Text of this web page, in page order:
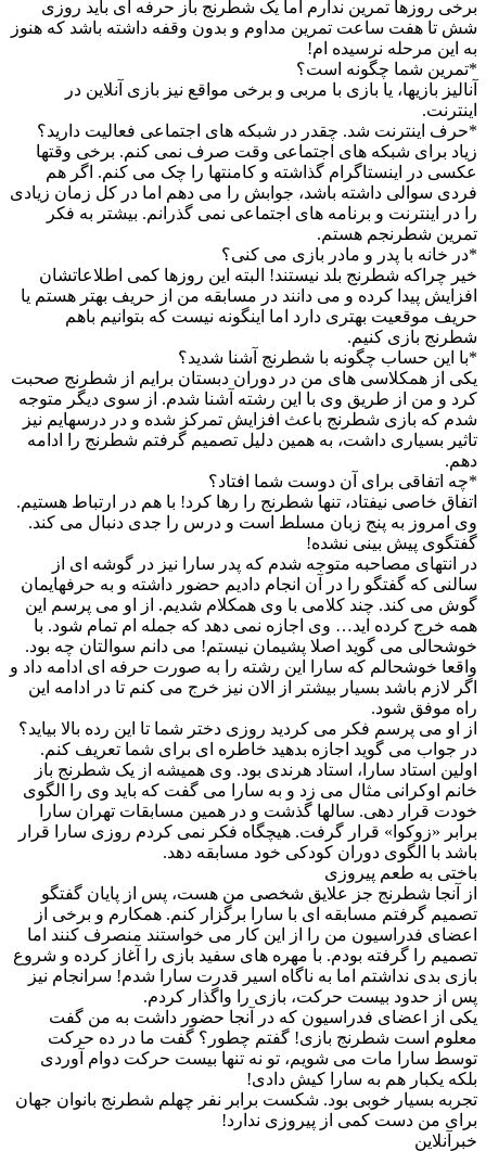
برخی روزها تمرین ندارم اما یک شطرنج باز حرفه ای باید روزی
شش تا هفت ساعت تمرین مداوم و بدون وقفه داشته باشد که هنوز
به این مرحله نرسیده ام!
*تمرین شما چگونه است؟
آنالیز بازیها، یا بازی با مربی و برخی مواقع نیز بازی آنلاین در
اینترنت.
*حرف اینترنت شد. چقدر در شبکه های اجتماعی فعالیت دارید؟
زیاد برای شبکه های اجتماعی وقت صرف نمی کنم. برخی وقتها
عکسی در اینستاگرام گذاشته و کامنتها را چک می کنم. اگر هم
فردی سوالی داشته باشد، جوابش را می دهم اما در کل زمان زیادی
را در اینترنت و برنامه های اجتماعی نمی گذرانم. بیشتر به فکر
تمرین شطرنجم هستم.
*در خانه با پدر و مادر بازی می کنی؟
خیر چراکه شطرنج بلد نیستند! البته این روزها کمی اطلاعاتشان
افزایش پیدا کرده و می دانند در مسابقه من از حریف بهتر هستم یا
حریف موقعیت بهتری دارد اما اینگونه نیست که بتوانیم باهم
شطرنج بازی کنیم.
*با این حساب چگونه با شطرنج آشنا شدید؟
یکی از همکلاسی های من در دوران دبستان برایم از شطرنج صحبت
کرد و من از طریق وی با این رشته آشنا شدم. از سوی دیگر متوجه
شدم که بازی شطرنج باعث افزایش تمرکز شده و در درسهایم نیز
تاثیر بسیاری داشت، به همین دلیل تصمیم گرفتم شطرنج را ادامه
دهم.
*چه اتفاقی برای آن دوست شما افتاد؟
اتفاق خاصی نیفتاد، تنها شطرنج را رها کرد! با هم در ارتباط هستیم.
وی امروز به پنج زبان مسلط است و درس را جدی دنبال می کند.
گفتگوی پیش بینی نشده!
در انتهای مصاحبه متوجه شدم که پدر سارا نیز در گوشه ای از
سالنی که گفتگو را در آن انجام دادیم حضور داشته و به حرفهایمان
گوش می کند. چند کلامی با وی همکلام شدیم. از او می پرسم این
همه خرج کرده اید… وی اجازه نمی دهد که جمله ام تمام شود. با
خوشحالی می گوید اصلا پشیمان نیستم! می دانم سوالتان چه بود.
واقعا خوشحالم که سارا این رشته را به صورت حرفه ای ادامه داد و
اگر لازم باشد بسیار بیشتر از الان نیز خرج می کنم تا در ادامه این
راه موفق شود.
از او می پرسم فکر می کردید روزی دختر شما تا این رده بالا بیاید؟
در جواب می گوید اجازه بدهید خاطره ای برای شما تعریف کنم.
اولین استاد سارا، استاد هرندی بود. وی همیشه از یک شطرنج باز
خانم اوکرانی مثال می زد و به سارا می گفت که باید وی را الگوی
خودت قرار دهی. سالها گذشت و در همین مسابقات تهران سارا
برابر «زوکوا» قرار گرفت. هیچگاه فکر نمی کردم روزی سارا قرار
باشد با الگوی دوران کودکی خود مسابقه دهد.
باختی به طعم پیروزی
از آنجا شطرنج جز علایق شخصی من هست، پس از پایان گفتگو
تصمیم گرفتم مسابقه ای با سارا برگزار کنم. همکارم و برخی از
اعضای فدراسیون من را از این کار می خواستند منصرف کنند اما
تصمیم را گرفته بودم. با مهره های سفید بازی را آغاز کرده و شروع
بازی بدی نداشتم اما به ناگاه اسیر قدرت سارا شدم! سرانجام نیز
پس از حدود بیست حرکت، بازی را واگذار کردم.
یکی از اعضای فدراسیون که در آنجا حضور داشت به من گفت
معلوم است شطرنج بازی! گفتم چطور؟ گفت ما در ده حرکت
توسط سارا مات می شویم، تو نه تنها بیست حرکت دوام آوردی
بلکه یکبار هم به سارا کیش دادی!
تجربه بسیار خوبی بود. شکست برابر نفر چهلم شطرنج بانوان جهان
برای من دست کمی از پیروزی ندارد!
خبرآنلاین